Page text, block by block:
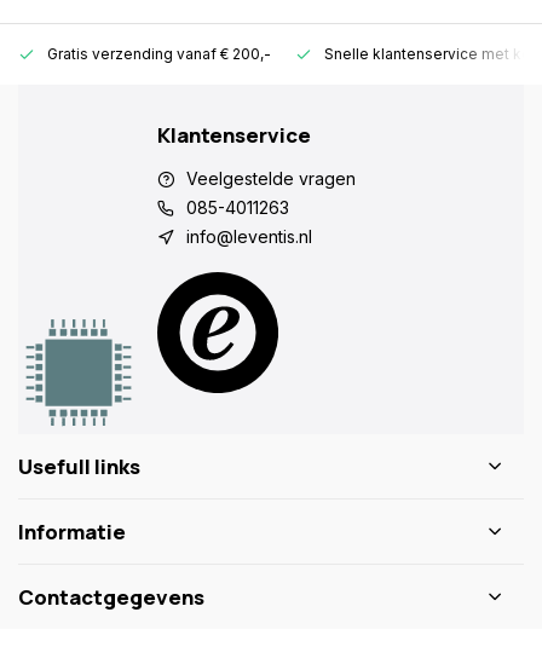
Gratis verzending vanaf € 200,- Snelle klantenservice met
Klantenservice
Veelgestelde vragen
085-4011263
info@leventis.nl
Usefull links
Informatie
Contactgegevens